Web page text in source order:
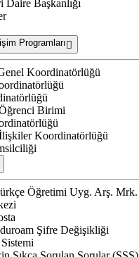
Daire Başkanlığı
Programları
Koordinatörlüğü
Birimi
Koordinatörlüğü
Öğretimi Uyg. Arş. Mrk.
Şifre Değişikliği